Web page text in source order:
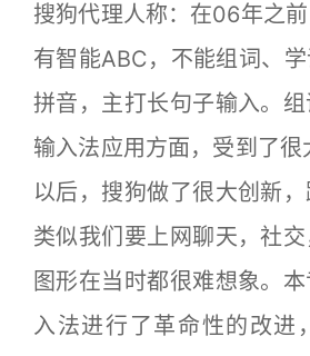
搜狗代理人称：在06年之
有智能ABC，不能组词、
拼音，主打长句子输入。
输入法应用方面，受到了
以后，搜狗做了很大创新
类似我们要上网聊天，社交
图形在当时都很难想象。
入法进行了革命性的改进